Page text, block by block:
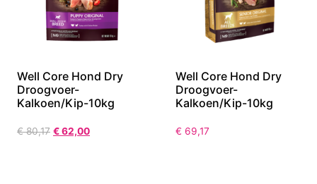
Well Core Hond Dry
Droogvoer-
Kalkoen/Kip-10kg
€80,17 €62,00
Well Core Hond Dry
Droogvoer-
Kalkoen/Kip-10kg
€ 69,17